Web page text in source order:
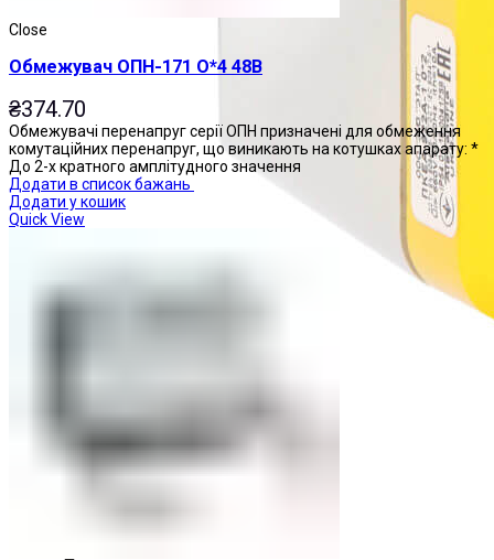
Close
Обмежувач ОПН-171 О*4 48В
₴374.70
Обмежувачі перенапруг серії ОПН призначені для обмеження
комутаційних перенапруг, що виникають на котушках апарату: *
До 2-х кратного амплітудного значення
Додати в список бажань
Додати у кошик
Quick View